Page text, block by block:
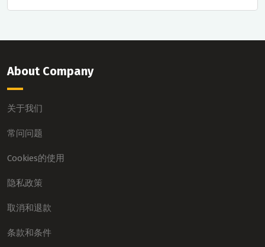
About Company
关于我们
常问问题
Cookies的使用
隐私政策
取消和退款
条款和条件